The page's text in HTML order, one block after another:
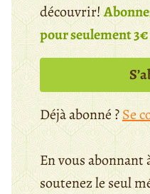
découvrir!
pour seulement
Déjà abonné ?Se
En vous abonnant
soutenez le seul